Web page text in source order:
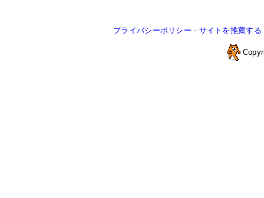
プライバシーポリシー - サイトを推薦する